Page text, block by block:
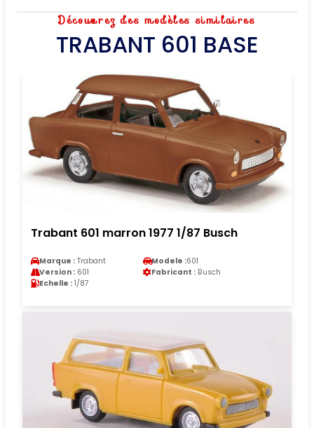
Découvrez des modèles similaires
TRABANT 601 BASE
Trabant 601 marron 1977 1/87 Busch
Marque : Trabant Modele :601
Version : 601 Fabricant : Busch
Echelle : 1/87